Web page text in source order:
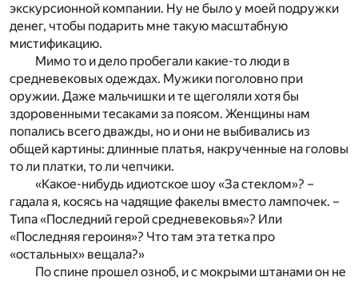
экскурсионной компании. Ну не было у моей подружки
денег, чтобы подарить мне такую масштабную
мистификацию.
Мимо то и дело пробегали какие-то люди в
средневековых одеждах. Мужики поголовно при
оружии. Даже мальчишки и те щеголяли хотя бы
здоровенными тесаками за поясом. Женщины нам
попались всего дважды, но и они не выбивались из
общей картины: длинные платья, накрученные на головы
то ли платки, то ли чепчики.
«Какое-нибудь идиотское шоу «За стеклом»? –
гадала я, косясь на чадящие факелы вместо лампочек. –
Типа «Последний герой средневековья»? Или
«Последняя героиня»? Что там эта тетка про
«остальных» вещала?»
По спине прошел озноб, и с мокрыми штанами он не